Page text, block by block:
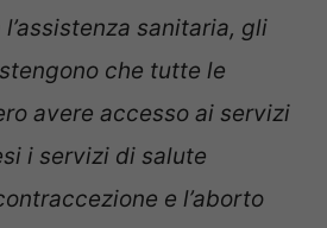
sanitaria, gli
che tutte le
avere accesso ai servizi
i servizi di salute
e l’aborto